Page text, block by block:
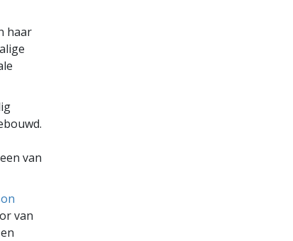
haar
van
van